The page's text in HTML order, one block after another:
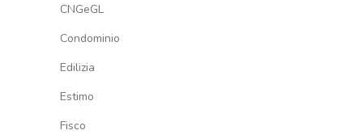
CNGeGL
Condominio
Edilizia
Estimo
Fisco